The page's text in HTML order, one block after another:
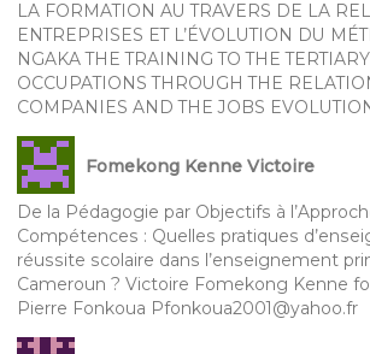
LA FORMATION AU TRAVERS DE LA
ENTREPRISES ET L’ÉVOLUTION DU
NGAKA THE TRAINING TO THE
OCCUPATIONS THROUGH THE
COMPANIES AND THE JOBS
Fomekong Kenne Victoire
De la Pédagogie par Objectifs à
Compétences : Quelles pratiques
réussite scolaire dans l’enseignement
Cameroun ? Victoire Fomekong Kenne
Pierre Fonkoua Pfonkoua2001@yahoo.fr